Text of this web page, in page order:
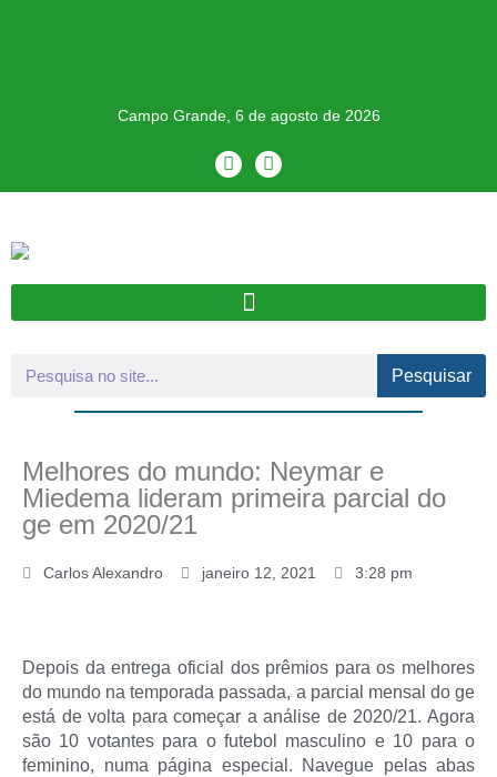
Campo Grande, 6 de agosto de 2026
Pesquisar
Melhores do mundo: Neymar e
Miedema lideram primeira parcial do
ge em 2020/21
Carlos Alexandro janeiro 12, 2021 3:28 pm
Depois da entrega oficial dos prêmios para os melhores
do mundo na temporada passada, a parcial mensal do ge
está de volta para começar a análise de 2020/21. Agora
são 10 votantes para o futebol masculino e 10 para o
feminino, numa página especial. Navegue pelas abas